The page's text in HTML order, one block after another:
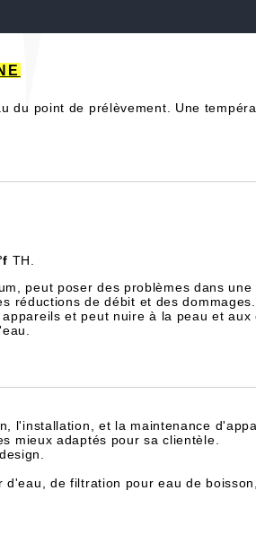
du point de prélèvement. Une
TH.
peut poser des problèmes dans
réductions de débit et des
et peut nuire à la peau et
l'installation, et la maintenance
mieux adaptés pour sa clientèle.
de filtration pour eau de